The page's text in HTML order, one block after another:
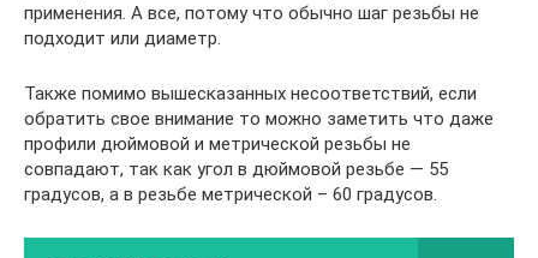
применения. А все, потому что обычно шаг резьбы не
подходит или диаметр.
Также помимо вышесказанных несоответствий, если
обратить свое внимание то можно заметить что даже
профили дюймовой и метрической резьбы не
совпадают, так как угол в дюймовой резьбе — 55
градусов, а в резьбе метрической – 60 градусов.